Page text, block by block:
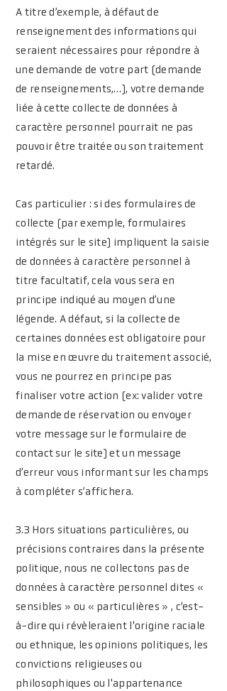
A titre d’exemple, à défaut de
renseignement des informations qui
seraient nécessaires pour répondre à
une demande de votre part (demande
de renseignements,…), votre demande
liée à cette collecte de données à
caractère personnel pourrait ne pas
pouvoir être traitée ou son traitement
retardé.
Cas particulier : si des formulaires de
collecte (par exemple, formulaires
intégrés sur le site) impliquent la saisie
de données à caractère personnel à
titre facultatif, cela vous sera en
principe indiqué au moyen d’une
légende. A défaut, si la collecte de
certaines données est obligatoire pour
la mise en œuvre du traitement associé,
vous ne pourrez en principe pas
finaliser votre action (ex: valider votre
demande de réservation ou envoyer
votre message sur le formulaire de
contact sur le site) et un message
d’erreur vous informant sur les champs
à compléter s’affichera.
3.3 Hors situations particulières, ou
précisions contraires dans la présente
politique, nous ne collectons pas de
données à caractère personnel dites «
sensibles » ou « particulières » , c’est-
à-dire qui révèleraient l'origine raciale
ou ethnique, les opinions politiques, les
convictions religieuses ou
philosophiques ou l'appartenance